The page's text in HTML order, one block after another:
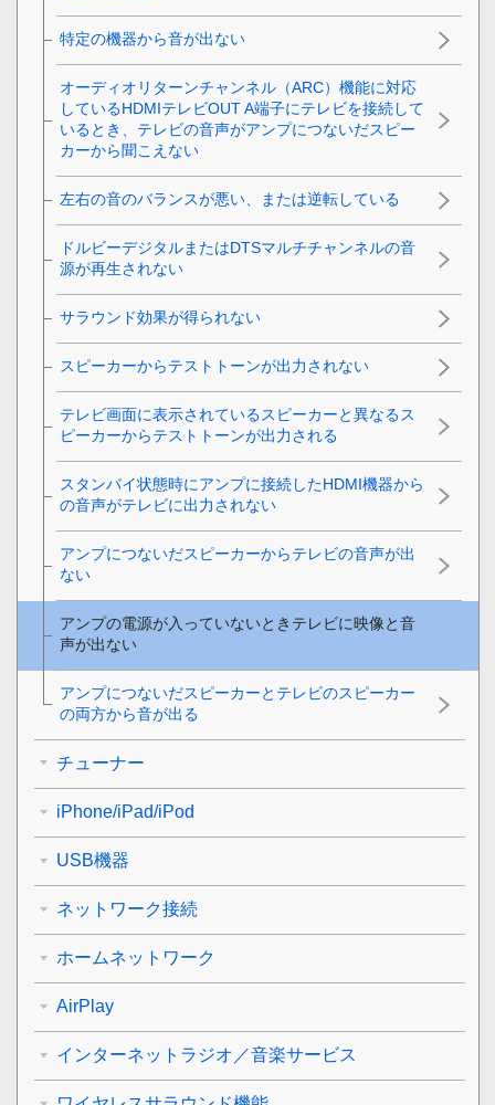
特定の機器から音が出ない
オーディオリターンチャンネル（ARC）機能に対応
しているHDMIテレビOUT A端子にテレビを接続して
いるとき、テレビの音声がアンプにつないだスピー
カーから聞こえない
左右の音のバランスが悪い、または逆転している
ドルビーデジタルまたはDTSマルチチャンネルの音
源が再生されない
サラウンド効果が得られない
スピーカーからテストトーンが出力されない
テレビ画面に表示されているスピーカーと異なるス
ピーカーからテストトーンが出力される
スタンバイ状態時にアンプに接続したHDMI機器から
の音声がテレビに出力されない
アンプにつないだスピーカーからテレビの音声が出
ない
アンプの電源が入っていないときテレビに映像と音
声が出ない
アンプにつないだスピーカーとテレビのスピーカー
の両方から音が出る
チューナー
iPhone/iPad/iPod
USB機器
ネットワーク接続
ホームネットワーク
AirPlay
インターネットラジオ／音楽サービス